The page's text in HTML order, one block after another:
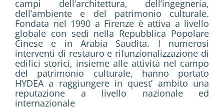
campi dell’architettura, dell’ingegneria,
dell’ambiente e del patrimonio culturale.
Fondata nel 1990 a Firenze è attiva a livello
globale con sedi nella Repubblica Popolare
Cinese e in Arabia Saudita. I numerosi
interventi di restauro e rifunzionalizzazione di
edifici storici, insieme alle attività nel campo
del patrimonio culturale, hanno portato
HYDEA a raggiungere in quest’ ambito una
reputazione a livello nazionale ed
internazionale